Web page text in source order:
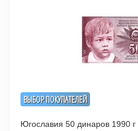
ВЫБОР ПОКУПАТЕЛЕЙ